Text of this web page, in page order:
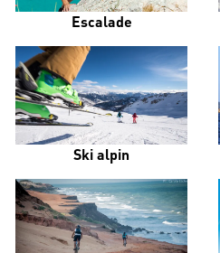
Escalade
Ski alpin